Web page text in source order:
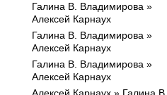
Галина В. Владимирова »
Алексей Карнаух
Галина В. Владимирова »
Алексей Карнаух
Галина В. Владимирова »
Алексей Карнаух